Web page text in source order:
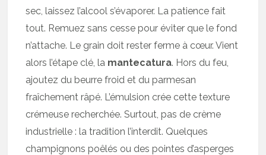
sec, laissez l’alcool s’évaporer. La patience fait
tout. Remuez sans cesse pour éviter que le fond
n’attache. Le grain doit rester ferme à cœur. Vient
alors l’étape clé, la mantecatura. Hors du feu,
ajoutez du beurre froid et du parmesan
fraîchement râpé. L’émulsion crée cette texture
crémeuse recherchée. Surtout, pas de crème
industrielle : la tradition l’interdit. Quelques
champignons poêlés ou des pointes d’asperges